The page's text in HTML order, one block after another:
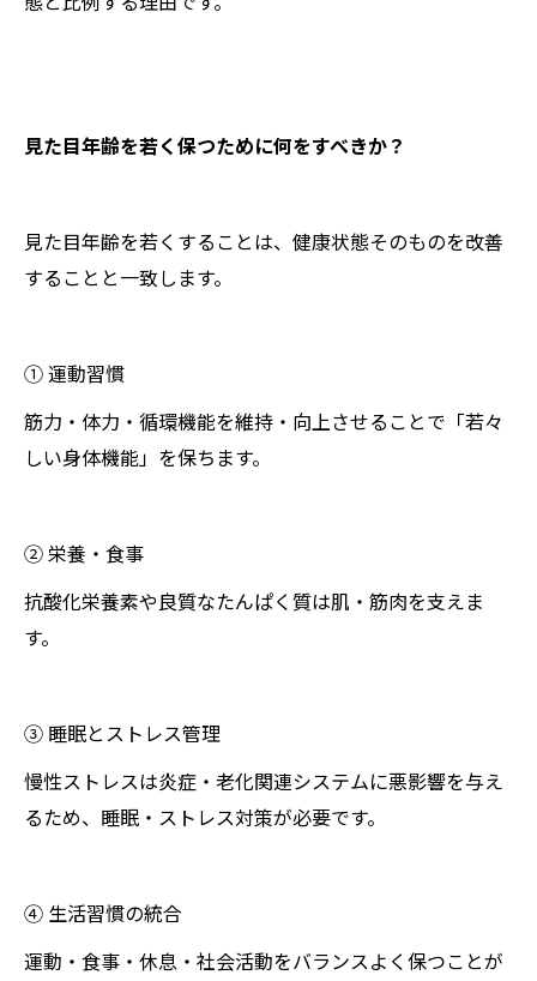
見た目年齢を若く保つために何をすべきか？
見た目年齢を若くすることは、健康状態そのものを改善
することと一致します。
① 運動習慣
筋力・体力・循環機能を維持・向上させることで「若々
しい身体機能」を保ちます。
② 栄養・食事
抗酸化栄養素や良質なたんぱく質は肌・筋肉を支えま
す。
③ 睡眠とストレス管理
慢性ストレスは炎症・老化関連システムに悪影響を与え
るため、睡眠・ストレス対策が必要です。
④ 生活習慣の統合
運動・食事・休息・社会活動をバランスよく保つことが